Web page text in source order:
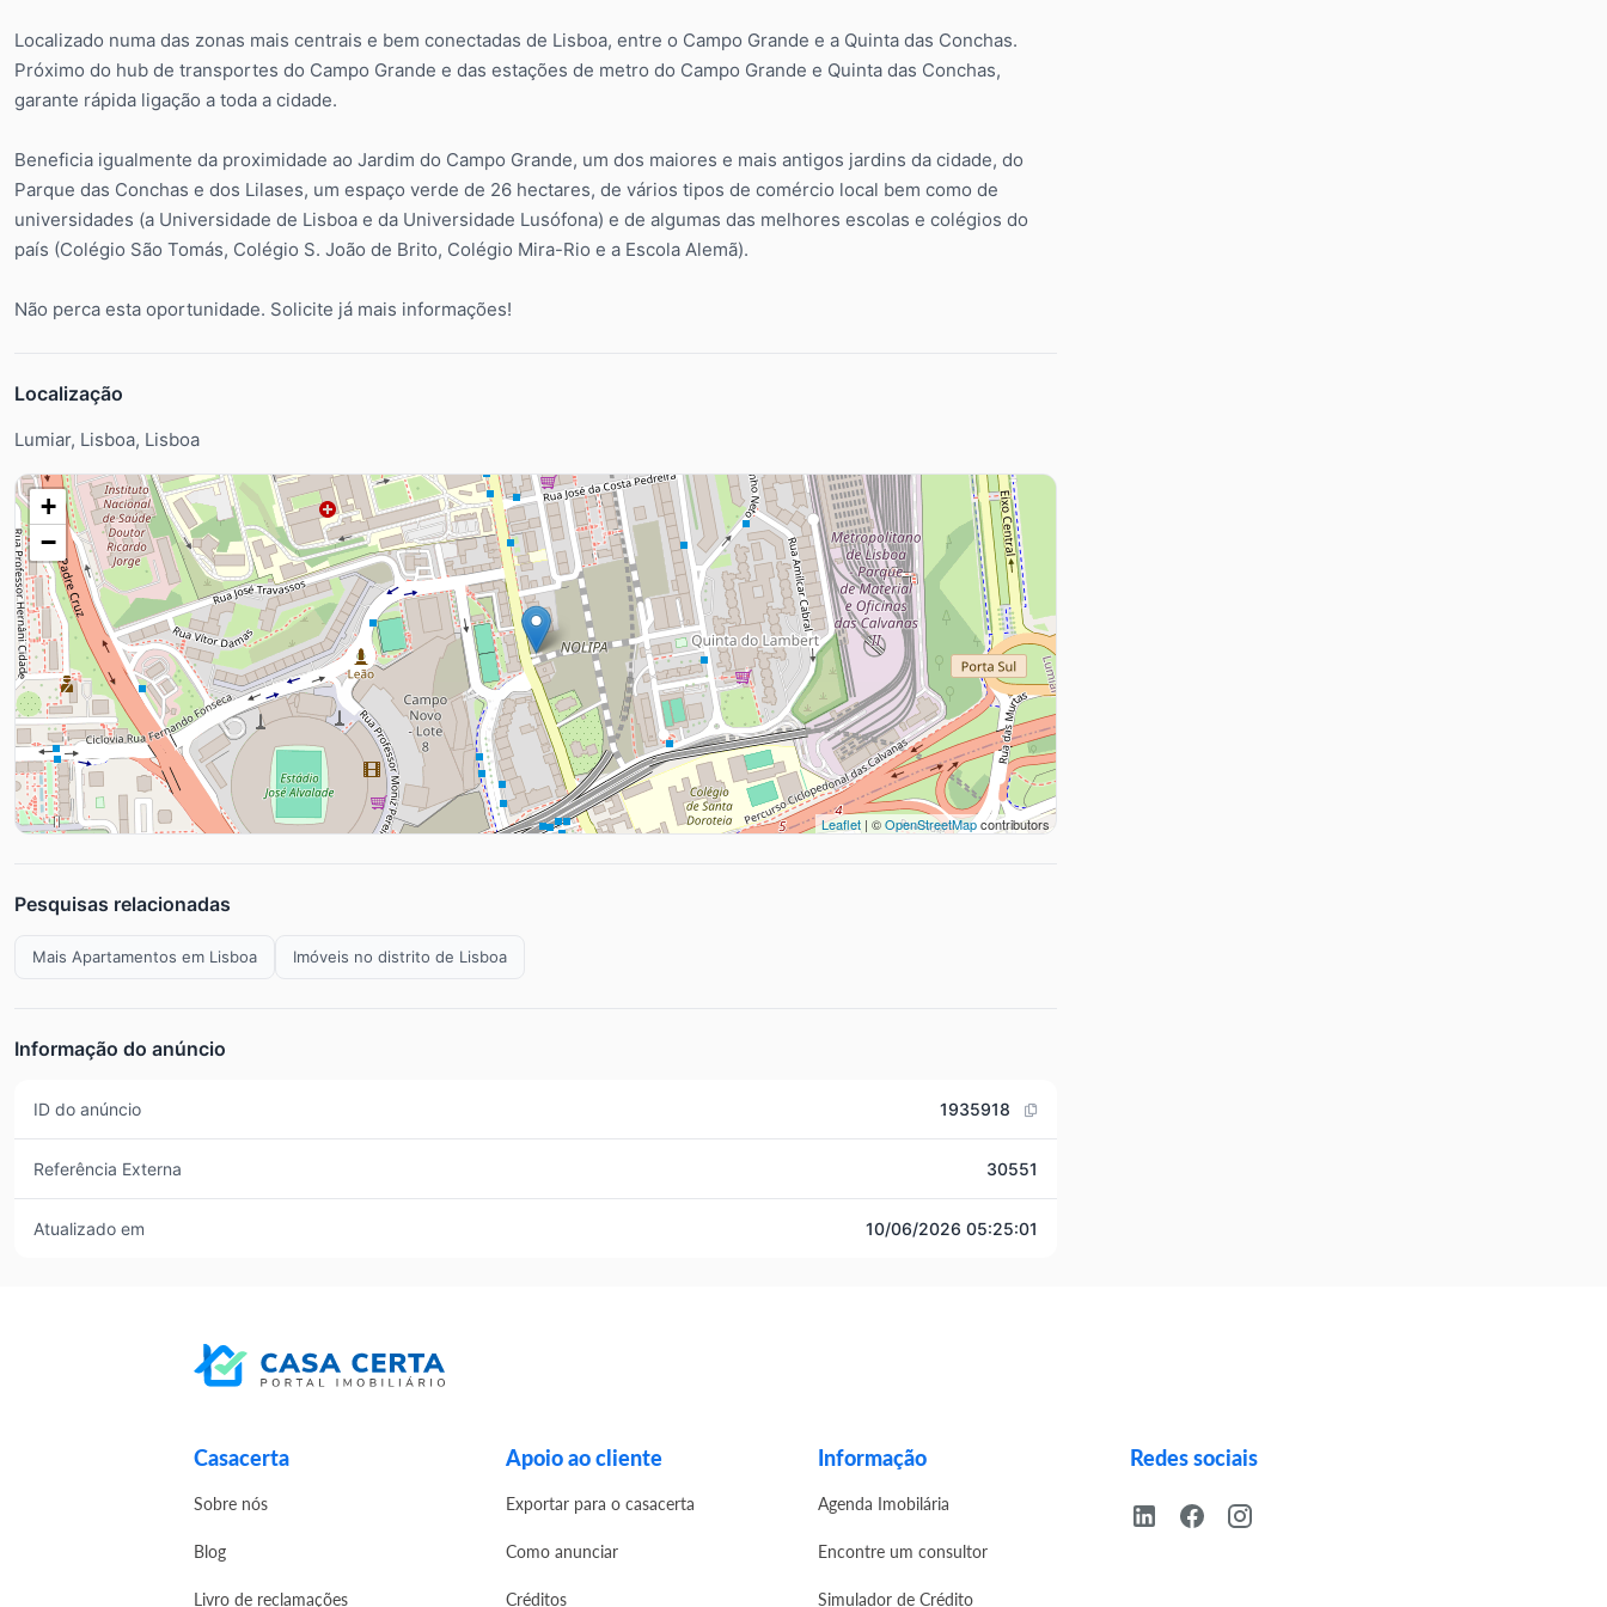
Localizado numa das zonas mais centrais e bem conectadas de Lisboa, entre o Campo Grande e a Quinta das Conchas.
Próximo do hub de transportes do Campo Grande e das estações de metro do Campo Grande e Quinta das Conchas,
garante rápida ligação a toda a cidade.
Beneficia igualmente da proximidade ao Jardim do Campo Grande, um dos maiores e mais antigos jardins da cidade, do
Parque das Conchas e dos Lilases, um espaço verde de 26 hectares, de vários tipos de comércio local bem como de
universidades (a Universidade de Lisboa e da Universidade Lusófona) e de algumas das melhores escolas e colégios do
país (Colégio São Tomás, Colégio S. João de Brito, Colégio Mira-Rio e a Escola Alemã).
Não perca esta oportunidade. Solicite já mais informações!
Localização
Lumiar, Lisboa, Lisboa
+
−
Leaflet | ©OpenStreetMapcontributors
Pesquisas relacionadas
Mais Apartamentos em Lisboa Imóveis no distrito de Lisboa
Informação do anúncio
ID do anúncio 1935918
Referência Externa 30551
Atualizado em 10/06/2026 05:25:01
Casacerta
Sobre nós
Blog
Livro de reclamações
Apoio ao cliente
Exportar para o casacerta
Como anunciar
Créditos
Informação
Agenda Imobilária
Encontre um consultor
Simulador de Crédito
Redes sociais